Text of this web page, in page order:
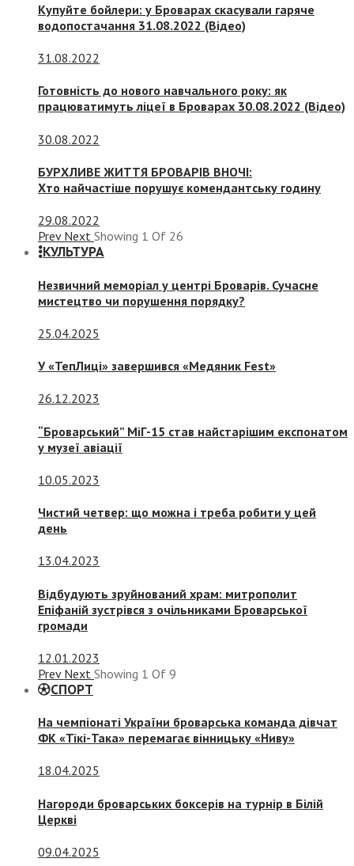
Купуйте бойлери: у Броварах скасували гаряче
водопостачання 31.08.2022 (Відео)
31.08.2022
Готовність до нового навчального року: як
працюватимуть ліцеї в Броварах 30.08.2022 (Відео)
30.08.2022
БУРХЛИВЕ ЖИТТЯ БРОВАРІВ ВНОЧІ:
Хто найчастіше порушує комендантську годину
29.08.2022
Prev Next Showing 1 Of 26
КУЛЬТУРА
Незвичний меморіал у центрі Броварів. Сучасне
мистецтво чи порушення порядку?
25.04.2025
У «ТепЛиці» завершився «Медяник Fest»
26.12.2023
“Броварський” МіГ-15 став найстарішим експонатом
у музеї авіації
10.05.2023
Чистий четвер: що можна і треба робити у цей
день
13.04.2023
Відбудують зруйнований храм: митрополит
Епіфаній зустрівся з очільниками Броварської
громади
12.01.2023
Prev Next Showing 1 Of 9
СПОРТ
На чемпіонаті України броварська команда дівчат
ФК «Тікі-Така» перемагає вінницьку «Ниву»
18.04.2025
Нагороди броварських боксерів на турнір в Білій
Церкві
09.04.2025